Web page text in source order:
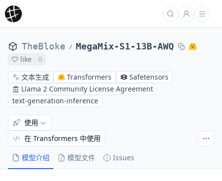
TheBloke / MegaMix-S1-13B-AWQ
like
0
文本生成
Transformers
Safetensors
Llama 2 Community License Agreement
text-generation-inference
模型介绍 模型文件 Issues
使用
在 Transformers 中使用